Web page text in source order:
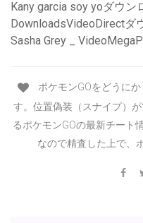
Kany garcia soy yoダウン
DownloadsVideoDirectダ
Sasha Grey _
ポケモンGOをどうに
す。位置偽装（スナイプ）
るポケモンGOの最新チート
なので精査した上で、